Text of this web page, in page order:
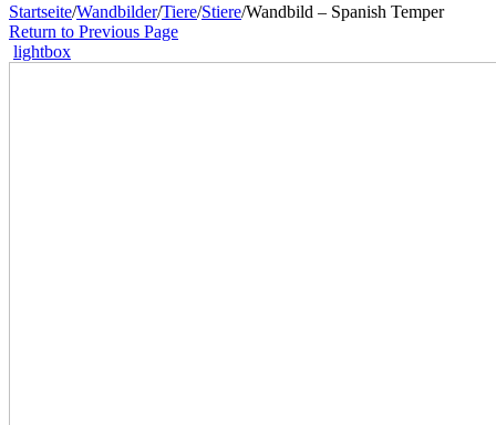
Startseite/Wandbilder/Tiere/Stiere/Wandbild – Spanish Temper
Return to Previous Page
lightbox